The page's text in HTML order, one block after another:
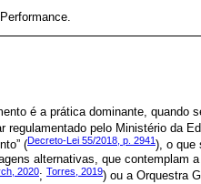
é a prática dominante, quando
regulamentado pelo Ministério da
(Decreto-Lei 55/2018, p. 2941), o que
alternativas, que contemplam
2020; Torres, 2019) ou a Orquestra